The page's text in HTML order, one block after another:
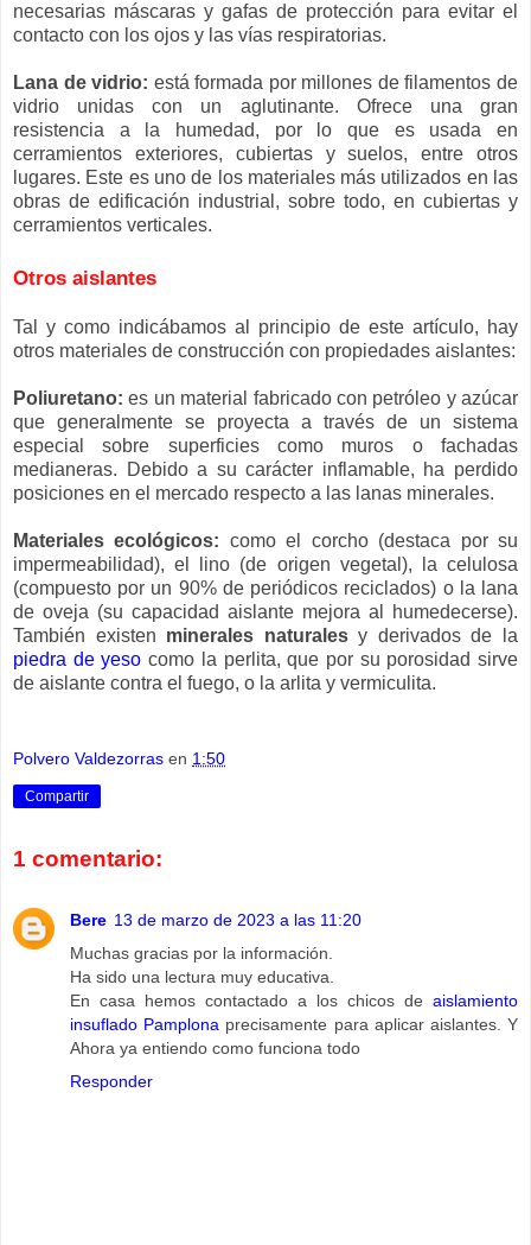
necesarias máscaras y gafas de protección para evitar el
contacto con los ojos y las vías respiratorias.
Lana de vidrio: está formada por millones de filamentos de
vidrio unidas con un aglutinante. Ofrece una gran
resistencia a la humedad, por lo que es usada en
cerramientos exteriores, cubiertas y suelos, entre otros
lugares. Este es uno de los materiales más utilizados en las
obras de edificación industrial, sobre todo, en cubiertas y
cerramientos verticales.
Otros aislantes
Tal y como indicábamos al principio de este artículo, hay
otros materiales de construcción con propiedades aislantes:
Poliuretano: es un material fabricado con petróleo y azúcar
que generalmente se proyecta a través de un sistema
especial sobre superficies como muros o fachadas
medianeras. Debido a su carácter inflamable, ha perdido
posiciones en el mercado respecto a las lanas minerales.
Materiales ecológicos: como el corcho (destaca por su
impermeabilidad), el lino (de origen vegetal), la celulosa
(compuesto por un 90% de periódicos reciclados) o la lana
de oveja (su capacidad aislante mejora al humedecerse).
También existen minerales naturalesy derivados de la
piedra de yeso como la perlita, que por su porosidad sirve
de aislante contra el fuego, o la arlita y vermiculita.
Polvero Valdezorras en 1:50
Compartir
1 comentario:
Bere 13 de marzo de 2023 a las 11:20
Muchas gracias por la información.
Ha sido una lectura muy educativa.
En casa hemos contactado a los chicos de aislamiento
insuflado Pamplona precisamente para aplicar aislantes. Y
Ahora ya entiendo como funciona todo
Responder